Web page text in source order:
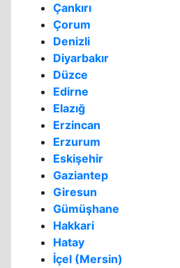
Çankırı
Çorum
Denizli
Diyarbakır
Düzce
Edirne
Elazığ
Erzincan
Erzurum
Eskişehir
Gaziantep
Giresun
Gümüşhane
Hakkari
Hatay
İçel (Mersin)